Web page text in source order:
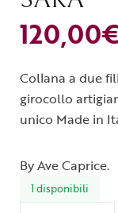
120,00
Collana a due
girocollo
unico Made in
By Ave Caprice.
1 disponibili